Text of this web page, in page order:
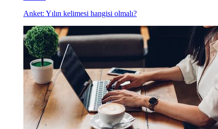
Anket: Yılın kelimesi hangisi olmalı?